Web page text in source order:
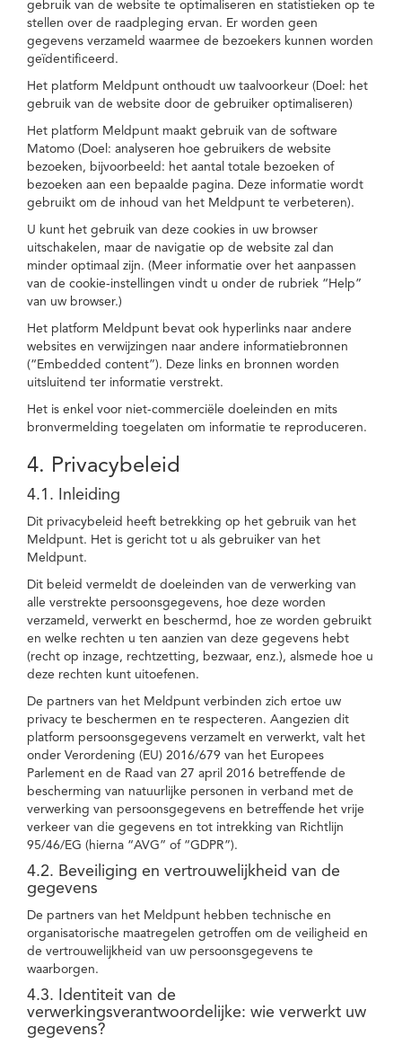
gebruik van de website te optimaliseren en statistieken op te
stellen over de raadpleging ervan. Er worden geen
gegevens verzameld waarmee de bezoekers kunnen worden
geïdentificeerd.
Het platform Meldpunt onthoudt uw taalvoorkeur (Doel: het
gebruik van de website door de gebruiker optimaliseren)
Het platform Meldpunt maakt gebruik van de software
Matomo (Doel: analyseren hoe gebruikers de website
bezoeken, bijvoorbeeld: het aantal totale bezoeken of
bezoeken aan een bepaalde pagina. Deze informatie wordt
gebruikt om de inhoud van het Meldpunt te verbeteren).
U kunt het gebruik van deze cookies in uw browser
uitschakelen, maar de navigatie op de website zal dan
minder optimaal zijn. (Meer informatie over het aanpassen
van de cookie-instellingen vindt u onder de rubriek “Help”
van uw browser.)
Het platform Meldpunt bevat ook hyperlinks naar andere
websites en verwijzingen naar andere informatiebronnen
(“Embedded content”). Deze links en bronnen worden
uitsluitend ter informatie verstrekt.
Het is enkel voor niet-commerciële doeleinden en mits
bronvermelding toegelaten om informatie te reproduceren.
4. Privacybeleid
4.1. Inleiding
Dit privacybeleid heeft betrekking op het gebruik van het
Meldpunt. Het is gericht tot u als gebruiker van het
Meldpunt.
Dit beleid vermeldt de doeleinden van de verwerking van
alle verstrekte persoonsgegevens, hoe deze worden
verzameld, verwerkt en beschermd, hoe ze worden gebruikt
en welke rechten u ten aanzien van deze gegevens hebt
(recht op inzage, rechtzetting, bezwaar, enz.), alsmede hoe u
deze rechten kunt uitoefenen.
De partners van het Meldpunt verbinden zich ertoe uw
privacy te beschermen en te respecteren. Aangezien dit
platform persoonsgegevens verzamelt en verwerkt, valt het
onder Verordening (EU) 2016/679 van het Europees
Parlement en de Raad van 27 april 2016 betreffende de
bescherming van natuurlijke personen in verband met de
verwerking van persoonsgegevens en betreffende het vrije
verkeer van die gegevens en tot intrekking van Richtlijn
95/46/EG (hierna “AVG” of “GDPR”).
4.2. Beveiliging en vertrouwelijkheid van de
gegevens
De partners van het Meldpunt hebben technische en
organisatorische maatregelen getroffen om de veiligheid en
de vertrouwelijkheid van uw persoonsgegevens te
waarborgen.
4.3. Identiteit van de
verwerkingsverantwoordelijke: wie verwerkt uw
gegevens?